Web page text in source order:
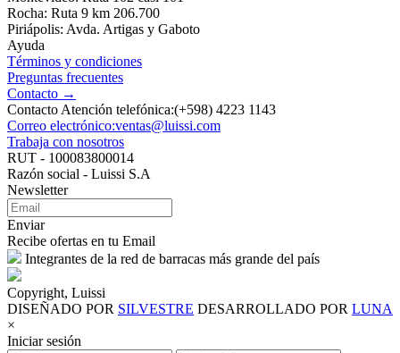
Rocha: Ruta 9 km 206.700
Piriápolis: Avda. Artigas y Gaboto
Ayuda
Términos y condiciones
Preguntas frecuentes
Contacto →
Contacto Atención telefónica:(+598) 4223 1143
Correo electrónico:ventas@luissi.com
Trabaja con nosotros
RUT - 100083800014
Razón social - Luissi S.A
Newsletter
Enviar
Recibe ofertas en tu Email
Integrantes de la red de barracas más grande del país
Copyright, Luissi
DISEÑADO POR SILVESTRE DESARROLLADO POR LUNA
×
Iniciar sesión